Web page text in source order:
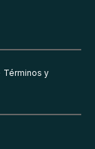
Términos y